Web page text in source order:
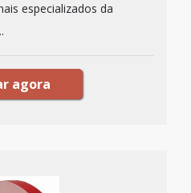
especializados da
agora